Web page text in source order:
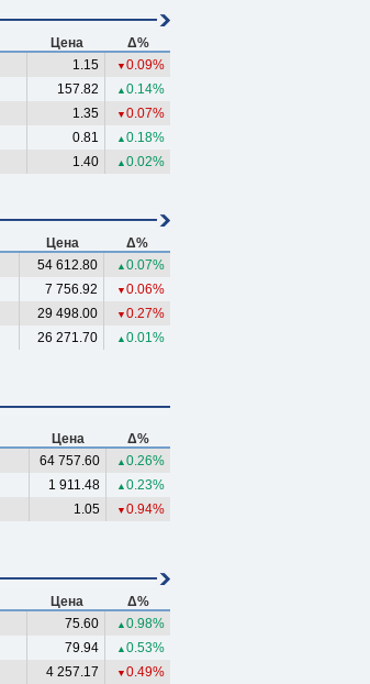
Цена
Δ%
1.15 ▼ 0.09%
157.82 ▲ 0.14%
1.35 ▼ 0.07%
0.81 ▲ 0.18%
1.40 ▲ 0.02%
Цена
Δ%
54 612.80 ▲ 0.07%
7 756.92 ▼ 0.06%
29 498.00 ▼ 0.27%
26 271.70 ▲ 0.01%
Цена
Δ%
64 757.60 ▲ 0.26%
1 911.48 ▲ 0.23%
1.05 ▼ 0.94%
Цена
Δ%
75.60 ▲ 0.98%
79.94 ▲ 0.53%
4 257.17 ▼ 0.49%